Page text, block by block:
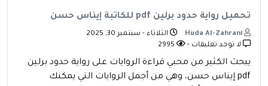
تحميل رواية حدود برلين pdf للكاتبة إيناس حسن
الثلاثاء - سبتمبر 30, 2025
لا توجد تعليقات -
يبحث الكثير من محبي قراءة الروايات على رواية حدود برلين
pdf إيناس حسن، وهي من أجمل الروايات التي يمكنك